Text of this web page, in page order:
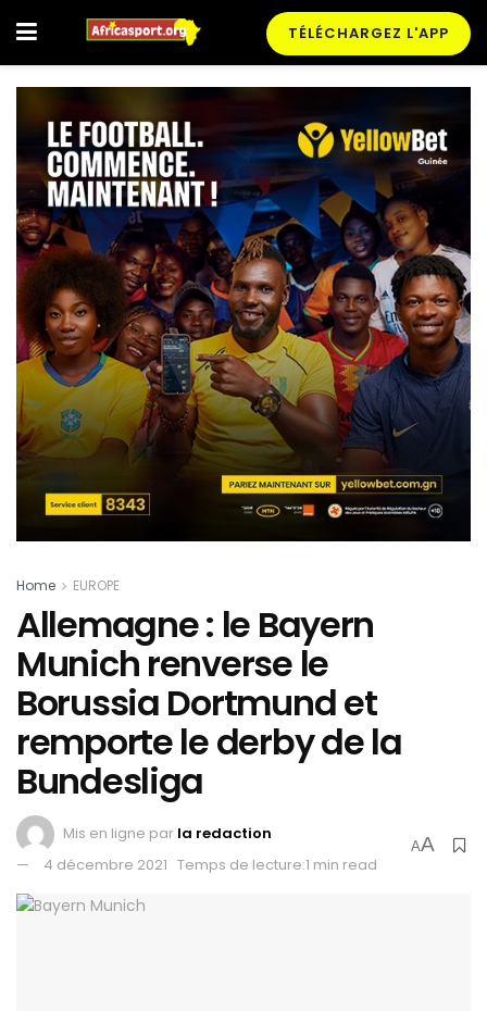
TÉLÉCHARGEZ L'APP
Home EUROPE
Allemagne : le Bayern
Munich renverse le
Borussia Dortmund et
remporte le derby de la
Bundesliga
Mis en ligne par la redaction
4 décembre 2021 Temps de lecture:1 min read
AA